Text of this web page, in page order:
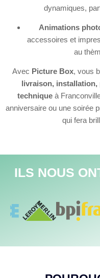
dynamiques,
Animations
accessoires et
au
Avec Picture Box, vous
livraison, installation,
techniqueà
anniversaire ou une soirée
qui fera
ILS NOUS